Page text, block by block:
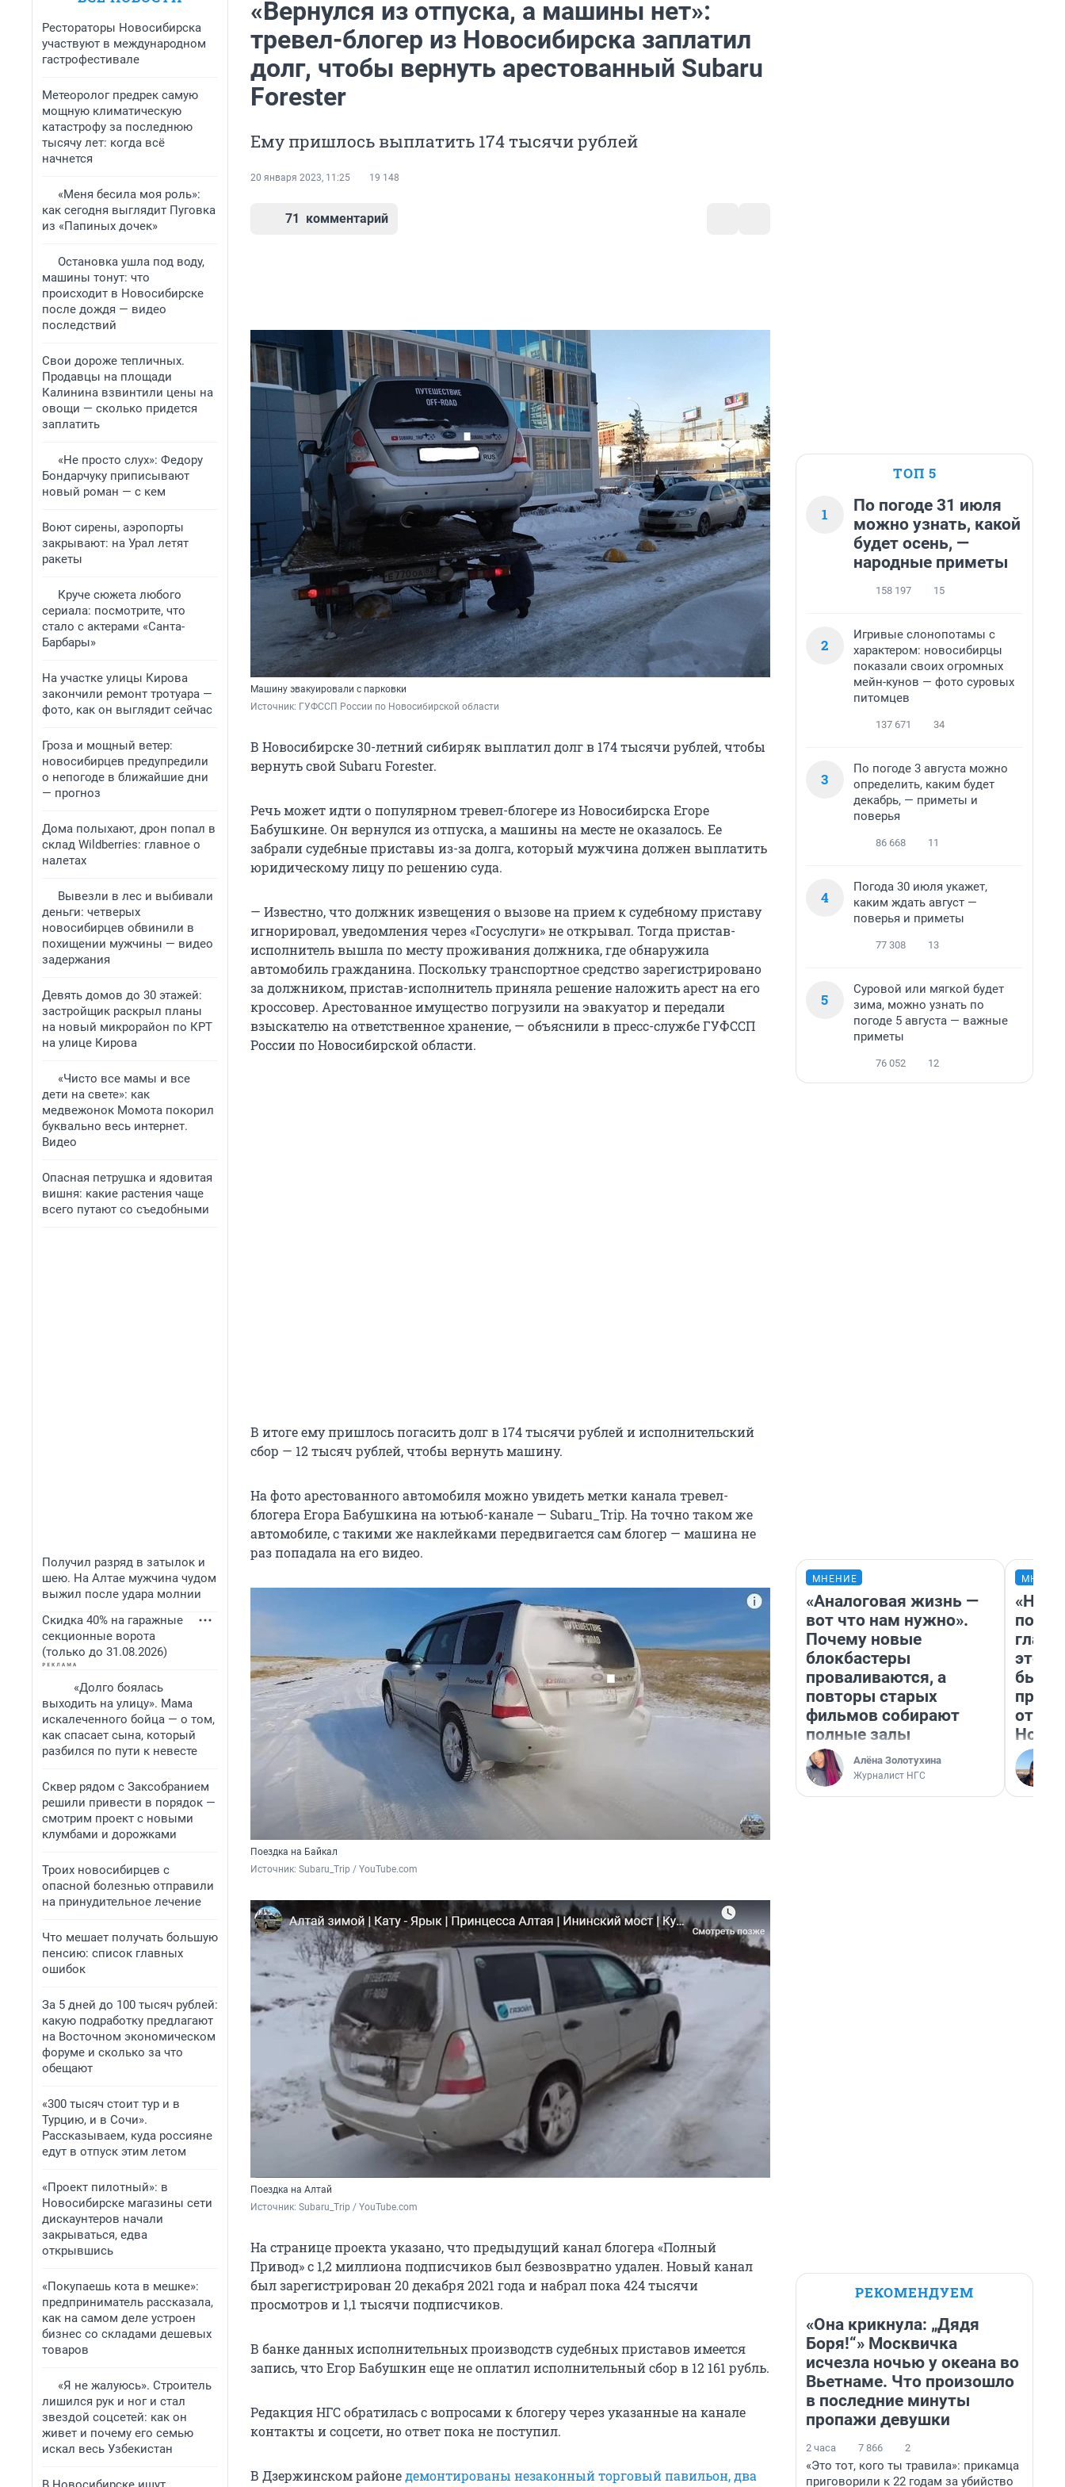
Рестораторы Новосибирска
участвуют в международном
гастрофестивале
Метеоролог предрек самую
мощную климатическую
катастрофу за последнюю
тысячу лет: когда всё
начнется
«Меня бесила моя роль»:
как сегодня выглядит Пуговка
из «Папиных дочек»
Остановка ушла под воду,
машины тонут: что
происходит в Новосибирске
после дождя — видео
последствий
Свои дороже тепличных.
Продавцы на площади
Калинина взвинтили цены на
овощи — сколько придется
заплатить
«Не просто слух»: Федору
Бондарчуку приписывают
новый роман — с кем
Воют сирены, аэропорты
закрывают: на Урал летят
ракеты
Круче сюжета любого
сериала: посмотрите, что
стало с актерами «Санта-
Барбары»
На участке улицы Кирова
закончили ремонт тротуара —
фото, как он выглядит сейчас
Гроза и мощный ветер:
новосибирцев предупредили
о непогоде в ближайшие дни
— прогноз
Дома полыхают, дрон попал в
склад Wildberries: главное о
налетах
Вывезли в лес и выбивали
деньги: четверых
новосибирцев обвинили в
похищении мужчины — видео
задержания
Девять домов до 30 этажей:
застройщик раскрыл планы
на новый микрорайон по КРТ
на улице Кирова
«Чисто все мамы и все
дети на свете»: как
медвежонок Момота покорил
буквально весь интернет.
Видео
Опасная петрушка и ядовитая
вишня: какие растения чаще
всего путают со съедобными
Получил разряд в затылок и
шею. На Алтае мужчина чудом
выжил после удара молнии
Скидка 40% на гаражные
секционные ворота
(только до 31.08.2026)
«Долго боялась
выходить на улицу». Мама
искалеченного бойца — о том,
как спасает сына, который
разбился по пути к невесте
Сквер рядом с Заксобранием
решили привести в порядок —
смотрим проект с новыми
клумбами и дорожками
Троих новосибирцев с
опасной болезнью отправили
на принудительное лечение
Что мешает получать большую
пенсию: список главных
ошибок
За 5 дней до 100 тысяч рублей:
какую подработку предлагают
на Восточном экономическом
форуме и сколько за что
обещают
«300 тысяч стоит тур и в
Турцию, и в Сочи».
Рассказываем, куда россияне
едут в отпуск этим летом
«Проект пилотный»: в
Новосибирске магазины сети
дискаунтеров начали
закрываться, едва
открывшись
«Покупаешь кота в мешке»:
предприниматель рассказала,
как на самом деле устроен
бизнес со складами дешевых
товаров
«Я не жалуюсь». Строитель
лишился рук и ног и стал
звездой соцсетей: как он
живет и почему его семью
искал весь Узбекистан
«Вернулся из отпуска, а машины нет»:
тревел-блогер из Новосибирска заплатил
долг, чтобы вернуть арестованный Subaru
Forester
Ему пришлось выплатить 174 тысячи рублей
20 января 2023, 11:25 19 148
71 комментарий
Машину эвакуировали с парковки
Источник: ГУФССП России по Новосибирской области
В Новосибирске 30-летний сибиряк выплатил долг в 174 тысячи рублей, чтобы
вернуть свой Subaru Forester.
Речь может идти о популярном тревел-блогере из Новосибирска Егоре
Бабушкине. Он вернулся из отпуска, а машины на месте не оказалось. Ее
забрали судебные приставы из-за долга, который мужчина должен выплатить
юридическому лицу по решению суда.
— Известно, что должник извещения о вызове на прием к судебному приставу
игнорировал, уведомления через «Госуслуги» не открывал. Тогда пристав-
исполнитель вышла по месту проживания должника, где обнаружила
автомобиль гражданина. Поскольку транспортное средство зарегистрировано
за должником, пристав-исполнитель приняла решение наложить арест на его
кроссовер. Арестованное имущество погрузили на эвакуатор и передали
взыскателю на ответственное хранение, — объяснили в пресс-службе ГУФССП
России по Новосибирской области.
В итоге ему пришлось погасить долг в 174 тысячи рублей и исполнительский
сбор — 12 тысяч рублей, чтобы вернуть машину.
На фото арестованного автомобиля можно увидеть метки канала тревел-
блогера Егора Бабушкина на ютьюб-канале — Subaru_Trip. На точно таком же
автомобиле, с такими же наклейками передвигается сам блогер — машина не
раз попадала на его видео.
Поездка на Байкал
Источник: Subaru_Trip / YouTube.com
Поездка на Алтай
Источник: Subaru_Trip / YouTube.com
На странице проекта указано, что предыдущий канал блогера «Полный
Привод» с 1,2 миллиона подписчиков был безвозвратно удален. Новый канал
был зарегистрирован 20 декабря 2021 года и набрал пока 424 тысячи
просмотров и 1,1 тысячи подписчиков.
В банке данных исполнительных производств судебных приставов имеется
запись, что Егор Бабушкин еще не оплатил исполнительный сбор в 12 161 рубль.
Редакция НГС обратилась с вопросами к блогеру через указанные на канале
контакты и соцсети, но ответ пока не поступил.
В Дзержинском районедемонтированы незаконный торговый павильон, два
ТОП 5
1
По погоде 31 июля
можно узнать, какой
будет осень, —
народные приметы
158 197 15
2
Игривые слонопотамы с
характером: новосибирцы
показали своих огромных
мейн-кунов — фото суровых
питомцев
137 671 34
3
По погоде 3 августа можно
определить, каким будет
декабрь, — приметы и
поверья
86 668 11
4
Погода 30 июля укажет,
каким ждать август —
поверья и приметы
77 308 13
5
Суровой или мягкой будет
зима, можно узнать по
погоде 5 августа — важные
приметы
76 052 12
МНЕНИЕ
«Аналоговая жизнь —
вот что нам нужно».
Почему новые
блокбастеры
проваливаются, а
повторы старых
фильмов собирают
полные залы
Алёна Золотухина
Журналист НГС
этого
бьет
РЕКОМЕНДУЕМ
«Она крикнула: „Дядя
Боря!“» Москвичка
исчезла ночью у океана во
Вьетнаме. Что произошло
в последние минуты
пропажи девушки
2 часа 7 866 2
«Это тот, кого ты травила»: прикамца
приговорили к 22 годам за убийство